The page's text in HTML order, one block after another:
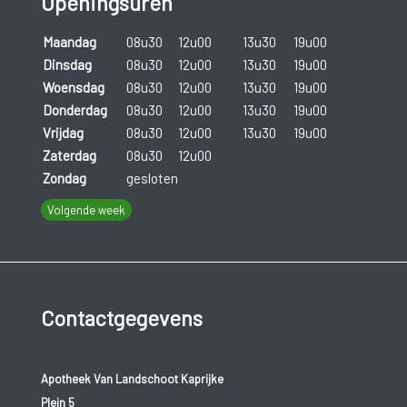
pezen, zoals bijvoorbeeld aan de ogen, longen, het hart of de
darmen.
Huidklachten
Verdikking van de huid.
Roodheid.
Wondjes, kloven.
loslaten).
Maandag 08u30 12u00 13u30
19u00
Dinsdag
08u30 12u00 13u30
19u00
Woensdag
08u30 12u00 13u30
19u00
Donderdag
08u30 12u00 13u30
19u00
Vrijdag
08u30 12u00 13u30
19u00
Zaterdag
08u30
12u00
Zondag
gesloten
Volgende week
Contactgegevens
Apotheek Van Landschoot Kaprijke
Plein 5